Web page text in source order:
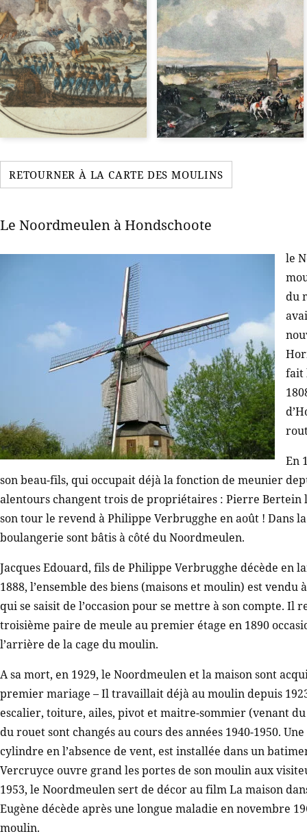
RETOURNER À LA CARTE DES MOULINS
Le Noordmeulen à Hondschoote
le
du
fait
En
son beau-fils, qui occupait déjà la fonction de meunier
alentours changent trois de propriétaires : Pierre Bertein
son tour le revend à Philippe Verbrugghe en août ! Dans
boulangerie sont bâtis à côté du Noordmeulen.
Jacques Edouard, fils de Philippe Verbrugghe décède en
1888, l’ensemble des biens (maisons et moulin) est
qui se saisit de l’occasion pour se mettre à son compte.
troisième paire de meule au premier étage en 1890
l’arrière de la cage du moulin.
A sa mort, en 1929, le Noordmeulen et la maison sont
premier mariage – Il travaillait déjà au moulin depuis
escalier, toiture, ailes, pivot et maitre-sommier (venant
du rouet sont changés au cours des années 1940-1950.
cylindre en l’absence de vent, est installée dans un
Vercruyce ouvre grand les portes de son moulin aux
1953, le Noordmeulen sert de décor au film La maison
Eugène décède après une longue maladie en novembre
moulin.